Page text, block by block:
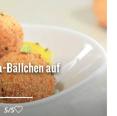
Bällchen auf
5/5